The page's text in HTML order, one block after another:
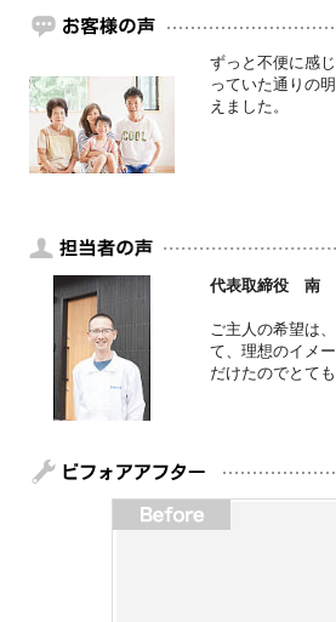
ずっと不便に感
っていた通りの
えました。
代表取締役 南
ご主人の希望は
て、理想のイメ
だけたのでとて